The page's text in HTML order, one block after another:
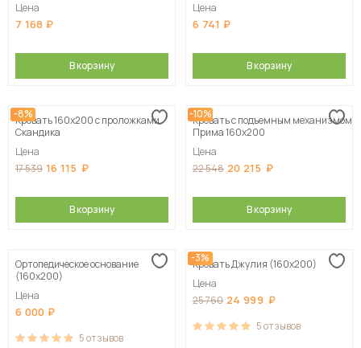
Цена
7 168
В корзину
Цена
6 741
В корзину
-8%
Кровать 160х200 с проложками
Скандика
Цена
17 539 16 115
В корзину
-10%
Кровать с подъемным механизмом
Прима 160х200
Цена
22 548 20 215
В корзину
Ортопедическое основание
(160х200)
Цена
6 000
5отзывов
-3%
Кровать Джулия (160х200)
Цена
25 760 24 999
5отзывов